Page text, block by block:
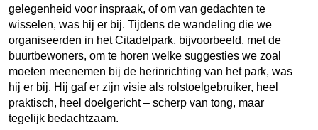
gelegenheid voor inspraak, of om van gedachten te
wisselen, was hij er bij. Tijdens de wandeling die we
organiseerden in het Citadelpark, bijvoorbeeld, met de
buurtbewoners, om te horen welke suggesties we zoal
moeten meenemen bij de herinrichting van het park, was
hij er bij. Hij gaf er zijn visie als rolstoelgebruiker, heel
praktisch, heel doelgericht – scherp van tong, maar
tegelijk bedachtzaam.